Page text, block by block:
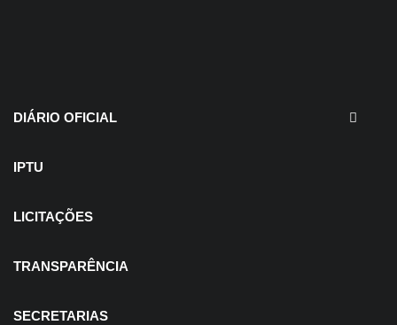
Processo Seletivo
DIÁRIO OFICIAL
IPTU
LICITAÇÕES
TRANSPARÊNCIA
SECRETARIAS